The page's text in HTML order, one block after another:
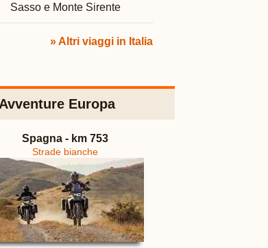
Sasso e Monte Sirente
» Altri viaggi in Italia
Europa
Spagna - km 753
Strade bianche